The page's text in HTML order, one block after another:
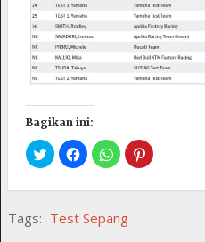
Bagikan ini:
Tags: Test Sepang